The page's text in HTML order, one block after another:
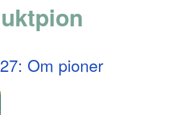
Om pioner